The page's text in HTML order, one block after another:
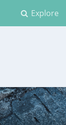
Explore